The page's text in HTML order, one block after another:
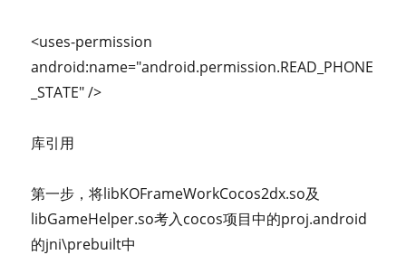
<uses-permission
android:name="android.permission.READ_PHONE
_STATE" />
库引用
第一步，将libKOFrameWorkCocos2dx.so及
libGameHelper.so考入cocos项目中的proj.android
的jni\prebuilt中